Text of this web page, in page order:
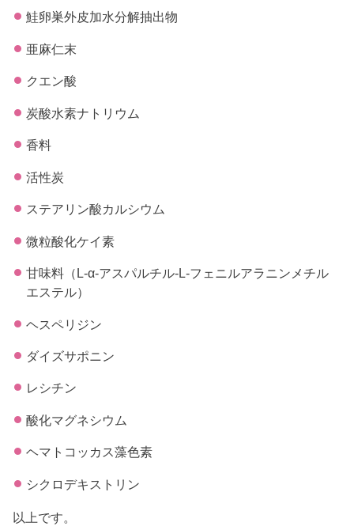
鮭卵巣外皮加水分解抽出物
亜麻仁末
クエン酸
炭酸水素ナトリウム
香料
活性炭
ステアリン酸カルシウム
微粒酸化ケイ素
甘味料（L-α-アスパルチル-L-フェニルアラニンメチル
エステル）
ヘスペリジン
ダイズサポニン
レシチン
酸化マグネシウム
ヘマトコッカス藻色素
シクロデキストリン
以上です。